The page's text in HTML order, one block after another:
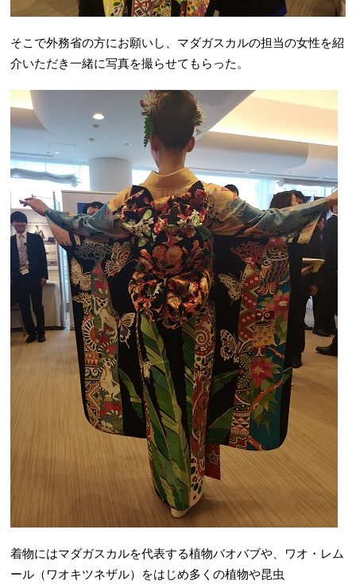
そこで外務省の方にお願いし、マダガスカルの担当の女性を紹
介いただき一緒に写真を撮らせてもらった。
着物にはマダガスカルを代表する植物バオバブや、ワオ・レム
ール（ワオキツネザル）をはじめ多くの植物や昆虫